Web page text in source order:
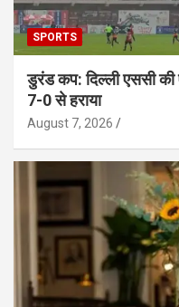
SPORTS
डुरंड कप: दिल्ली एससी
7-0 से हराया
August 7, 2026